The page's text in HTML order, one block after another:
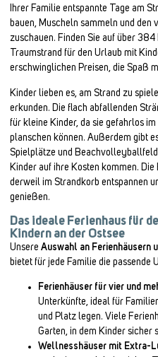
Ihrer Familie entspannte Tage am
bauen, Muscheln sammeln und den
zuschauen. Finden Sie auf über 384
Traumstrand für den Urlaub mit
erschwinglichen Preisen, die Spaß
Kinder lieben es, am Strand zu
erkunden. Die flach abfallenden
für kleine Kinder, da sie gefahrlos
planschen können. Außerdem gibt
Spielplätze und
Kinder auf ihre Kosten kommen. Die
derweil im Strandkorb entspannen
genießen.
Das ideale Ferienhaus für
Kindern an der Ostsee
UnsereAuswahl an Ferienhäusern
bietet für jede Familie die passende
Ferienhäuser für vier und
Unterkünfte, ideal für
und Platz legen. Viele
Garten, in dem Kinder sicher
Wellnesshäuser mit Extra-